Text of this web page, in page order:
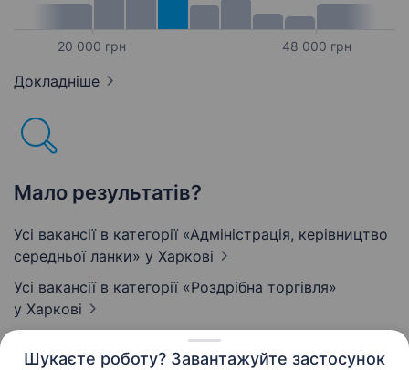
Шукаєте роботу? Завантажуйте застосунок
20 000 грн 48 000 грн
Докладніше
Мало результатів?
Усі вакансії в категорії «Адмiнiстрацiя, керівництво
середньої ланки» у Харкові
Усі вакансії в категорії «Роздрібна торгівля»
у Харкові